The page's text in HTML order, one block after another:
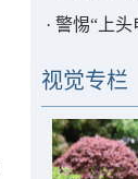
· 警惕“上头
视觉专栏